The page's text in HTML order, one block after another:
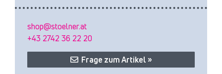
shop@stoelner.at
+43 2742 36 22 20
Frage zum Artikel »